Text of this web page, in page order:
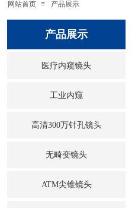
网站首页 ≡ 产品展示
产品展示
医疗内窥镜头
工业内窥
高清300万针孔镜头
无畸变镜头
ATM尖锥镜头